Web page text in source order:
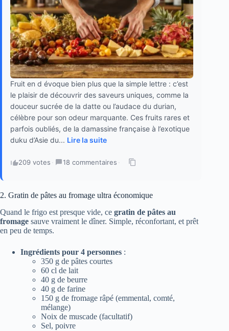
Fruit en d évoque bien plus que la simple lettre : c’est
le plaisir de découvrir des saveurs uniques, comme la
douceur sucrée de la datte ou l’audace du durian,
célèbre pour son odeur marquante. Ces fruits rares et
parfois oubliés, de la damassine française à l’exotique
duku d’Asie du... Lire la suite
209 votes · 18 commentaires ·
2. Gratin de pâtes au fromage ultra économique
Quand le frigo est presque vide, ce gratin de pâtes au
fromage sauve vraiment le dîner. Simple, réconfortant, et prêt
en peu de temps.
Ingrédients pour 4 personnes :
350 g de pâtes courtes
60 cl de lait
40 g de beurre
40 g de farine
150 g de fromage râpé (emmental, comté,
mélange)
Noix de muscade (facultatif)
Sel, poivre